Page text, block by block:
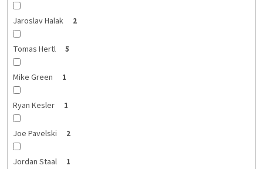
Jaroslav Halak 2
Tomas Hertl 5
Mike Green 1
Ryan Kesler 1
Joe Pavelski 2
Jordan Staal 1